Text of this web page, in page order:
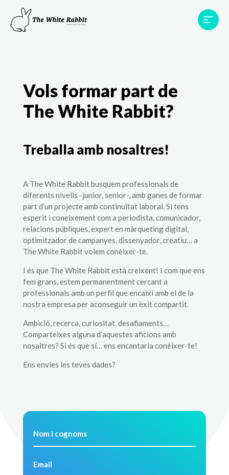
Projectes
Vols formar part de
The White Rabbit?
Treballa amb nosaltres!
A The White Rabbit busquem professionals de
diferents nivells -junior, senior-, amb ganes de formar
part d’un projecte amb continuïtat laboral. Si tens
esperit i coneixement com a periodista, comunicador,
relacions públiques, expert en màrqueting digital,
optimitzador de campanyes, dissenyador, creatiu… a
The White Rabbit volem conèixer-te.
I és que The White Rabbit està creixent! I com que ens
fem grans, estem permanentment cercant a
professionals amb un perfil que encaixi amb el de la
nostra empresa per aconseguir un èxit compartit.
Ambició, recerca, curiositat, desafiaments…
Comparteixes alguna d’aquestes aficions amb
nosaltres? Si és que sí… ens encantaria conèixer-te!
Ens envies les teves dades?